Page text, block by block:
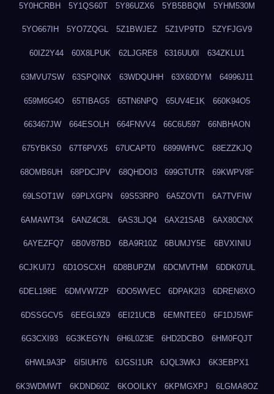
5Y0HCRBH 5Y1QS60T 5Y86UZX6 5YB5BBQM 5YHM530M
5YO667IH 5YO7ZQGL 5Z1BWJEZ 5Z1VP9TD 5ZYFJGV9
60IZ2Y44 60X8LPUK 62LJGRE8 6316UU0I 634ZKLU1
63MVU7SW 63SPQINX 63WDQUHH 63X60DYM 64996J11
659M6G4O 65TIBAG5 65TN6NPQ 65UV4E1K 660K94O5
663467JW 664ESOLH 664FNVV4 66C6U597 66NBHAON
675YBKS0 67T6PVX5 67UCAPT0 6899WHVC 68EZZKJQ
68OMB6UH 68PDCJPV 68QHDOI3 699GTUTR 69KWPV8F
69LSOT1W 69PLXGPN 69S53RP0 6A5ZOVTI 6A7TVFIW
6AMAWT34 6ANZ4C8L 6AS3LJQ4 6AX21SAB 6AX80CNX
6AYEZFQ7 6B0V87BD 6BA9R10Z 6BUMJY5E 6BVXINIU
6CJKUI7J 6D1OSCXH 6D8BUPZM 6DCMVTHM 6DDK07UL
6DEL198E 6DMVW7ZP 6DO5WVEC 6DPAK2I3 6DREN8XO
6DSSGCV5 6EEGL9Z9 6EI21UCB 6EMNTEE0 6F1DJ5WF
6G3CXI93 6G3KEGYN 6H6L0Z3E 6HD2DCBO 6HM0FQJT
6HWL9A3P 6I5IUH76 6JGSI1UR 6JQL3WKJ 6K3EBPX1
6K3WDMWT 6KDND60Z 6KOOILKY 6KPMGXPJ 6LGMA8OZ